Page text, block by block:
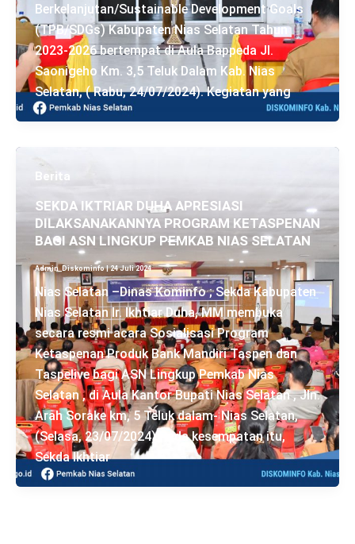
Berkelanjutan/Sustainable Development Goals
(TPB/SDGs) Kabupaten Nias Selatan Tahun
2023-2026 bertempat di Aula Bappeda Jl.
Saonigeho Km. 3,5 Teluk Dalam Kab. Nias
Selatan, ( Rabu, 24/07/2024). Kegiatan yang
Berita
SEKDA IKTRIAR DUHA APRESIASI
DILAKSANAKANNYA PROGRAM KETASPENAN
BAGI ASN LINGKUP PEMKAB NIAS SELATAN
Admin_Diskominfo|24 Juli 2024
Nias Selatan –Dinas Kominfo ; Sekda Kabupaten
Nias Selatan Ir. Ikhtiar Duha, MM membuka
secara resmi acara Sosialisasi Program
Ketaspenan Produk Bank Mandiri Taspen dan
Taspelive bagi ASN Lingkup Pemkab Nias
Selatan , di Aula Kantor Bupati Nias Selatan , Jln.
Arah Sorake km, 5 Teluk dalam- Nias Selatan,
(Selasa, 23/07/2024) Pada kesempatan itu,
Sekda Ikhtiar